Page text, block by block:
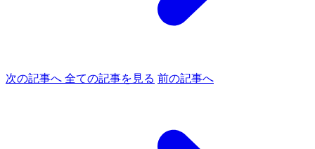
次の記事へ 全ての記事を見る 前の記事へ